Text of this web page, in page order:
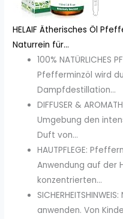
HELAIF Ätherisches Öl
Naturrein für...
100% NATÜRLICHES
Pfefferminzöl wird
Dampfdestillation...
DIFFUSER &
Umgebung den
Duft von...
HAUTPFLEGE:
Anwendung auf der
konzentrierten...
anwenden. Von